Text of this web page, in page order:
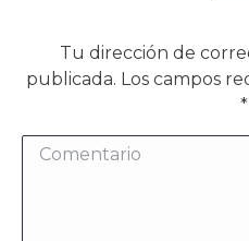
Tu dirección de
publicada. Los campos
*
Comentario